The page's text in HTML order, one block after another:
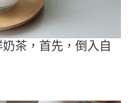
茶，首先，倒入自